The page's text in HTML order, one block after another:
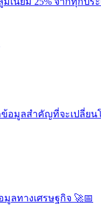
ข้อมูลสำคัญที่จะเปลี่ยน
ลทางเศรษฐกิจ 🚀📅